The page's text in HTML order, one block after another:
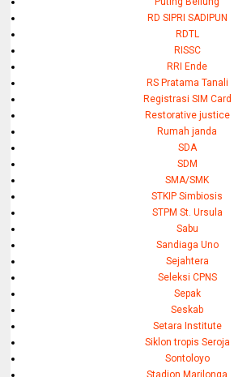
RD SIPRI SADIPUN
RDTL
RISSC
RRI Ende
RS Pratama Tanali
Registrasi SIM Card
Restorative justice
Rumah janda
SDA
SDM
SMA/SMK
STKIP Simbiosis
STPM St. Ursula
Sabu
Sandiaga Uno
Sejahtera
Seleksi CPNS
Sepak
Seskab
Setara Institute
Siklon tropis Seroja
Sontoloyo
Stadion Marilonga